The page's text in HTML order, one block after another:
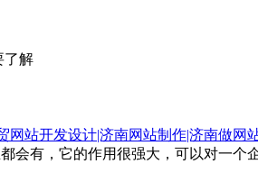
了解
网站开发设计|济南网站制作|济南做网
会有，它的作用很强大，可以对一